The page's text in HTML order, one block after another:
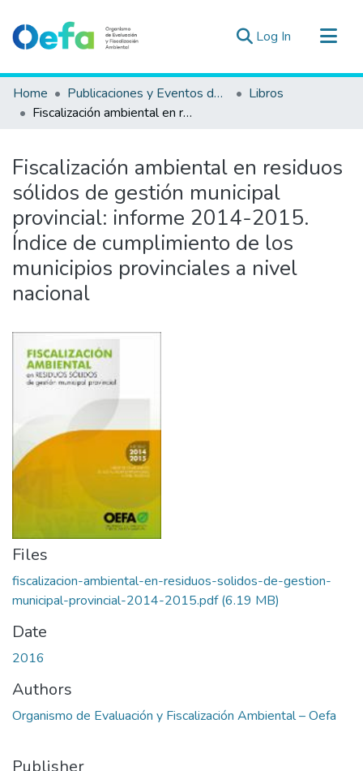
Log In (current)
Communities & Collections
All of DSpace
Estad. Externas
Guias ▾
Home Publicaciones y Eventos del OEFA
Libros
Fiscalización ambiental en residuos sólidos de gestión municipal provincial: informe 2014-2015. Índice de cumplimiento de los municipios provinciales a nivel nacional
Fiscalización ambiental en residuos
sólidos de gestión municipal
provincial: informe 2014-2015.
Índice de cumplimiento de los
municipios provinciales a nivel
nacional
Files
fiscalizacion-ambiental-en-residuos-solidos-de-gestion-
municipal-provincial-2014-2015.pdf(6.19 MB)
Date
2016
Authors
Organismo de Evaluación y Fiscalización Ambiental – Oefa
Publisher